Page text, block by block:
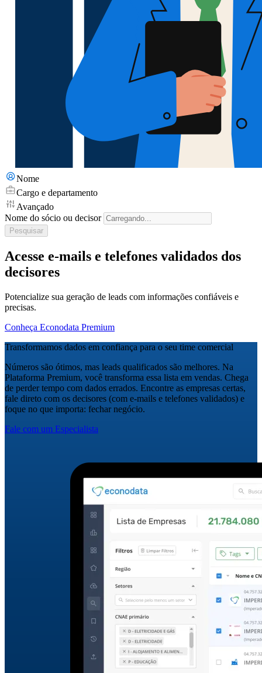
Nome
Cargo e departamento
Avançado
Nome do sócio ou decisor
Pesquisar
Acesse e-mails e telefones validados dos
decisores
Potencialize sua geração de leads com informações confiáveis e
precisas.
Conheça Econodata Premium
Transformamos dados em confiança para o seu time comercial
Números são ótimos, mas leads qualificados são melhores. Na
Plataforma Premium, você transforma essa lista em vendas. Chega
de perder tempo com dados errados. Encontre as empresas certas,
fale direto com os decisores (com e-mails e telefones validados) e
foque no que importa: fechar negócio.
Fale com um Especialista